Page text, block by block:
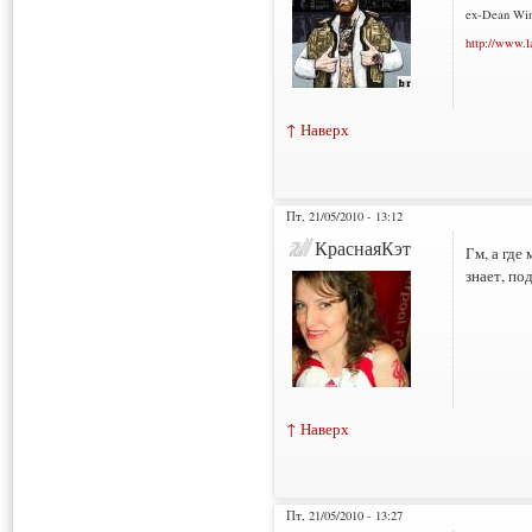
ex-Dean
http://
↑ Наверх
Пт, 21/05/2010 - 13:12
КраснаяКэт
Гм, а где
знает,
↑ Наверх
Пт, 21/05/2010 - 13:27